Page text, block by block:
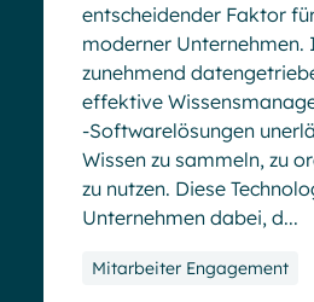
entscheidender Faktor
moderner Unternehmen.
zunehmend
effektive
-Softwarelösungen
Wissen zu sammeln, zu
zu nutzen. Diese
Unternehmen dabei, d...
Mitarbeiter Engagement